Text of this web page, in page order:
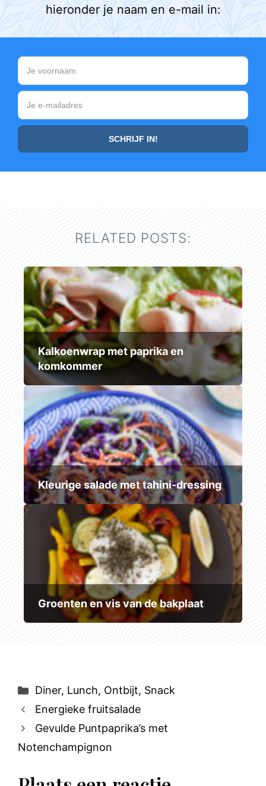
hieronder je naam en e-mail in:
RELATED POSTS:
Kalkoenwrap met paprika en
komkommer
Kleurige salade met tahini-dressing
Groenten en vis van de bakplaat
Categorieën
Diner, Lunch, Ontbijt, Snack
Energieke fruitsalade
Gevulde Puntpaprika’s met
Notenchampignon